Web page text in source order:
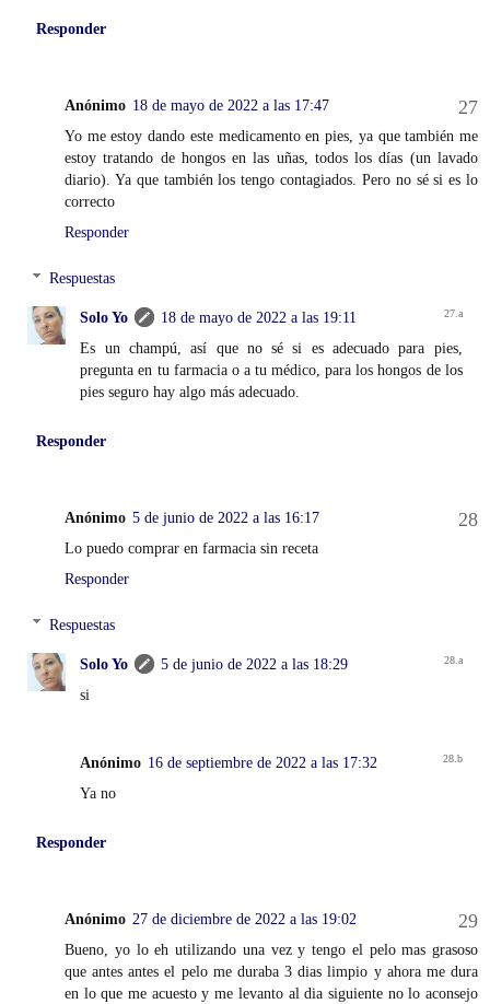
Responder
Anónimo 18 de mayo de 2022 a las 17:47
Yo me estoy dando este medicamento en pies, ya que también me
estoy tratando de hongos en las uñas, todos los días (un lavado
diario). Ya que también los tengo contagiados. Pero no sé si es lo
correcto
Responder
Respuestas
Solo Yo
18 de mayo de 2022 a las 19:11
Es un champú, así que no sé si es adecuado para pies,
pregunta en tu farmacia o a tu médico, para los hongos de los
pies seguro hay algo más adecuado.
Responder
Anónimo 5 de junio de 2022 a las 16:17
Lo puedo comprar en farmacia sin receta
Responder
Respuestas
Solo Yo
5 de junio de 2022 a las 18:29
si
Anónimo 16 de septiembre de 2022 a las 17:32
Ya no
Responder
Anónimo 27 de diciembre de 2022 a las 19:02
Bueno, yo lo eh utilizando una vez y tengo el pelo mas grasoso
que antes antes el pelo me duraba 3 dias limpio y ahora me dura
en lo que me acuesto y me levanto al dia siguiente no lo aconsejo